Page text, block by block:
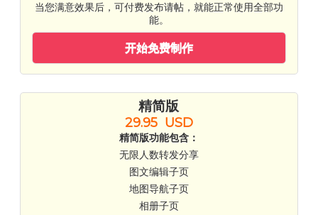
当您满意效果后，可付费发布请帖，就能正常使用全部功
能。
开始免费制作
精简版
29.95 USD
精简版功能包含：
无限人数转发分享
图文编辑子页
地图导航子页
相册子页